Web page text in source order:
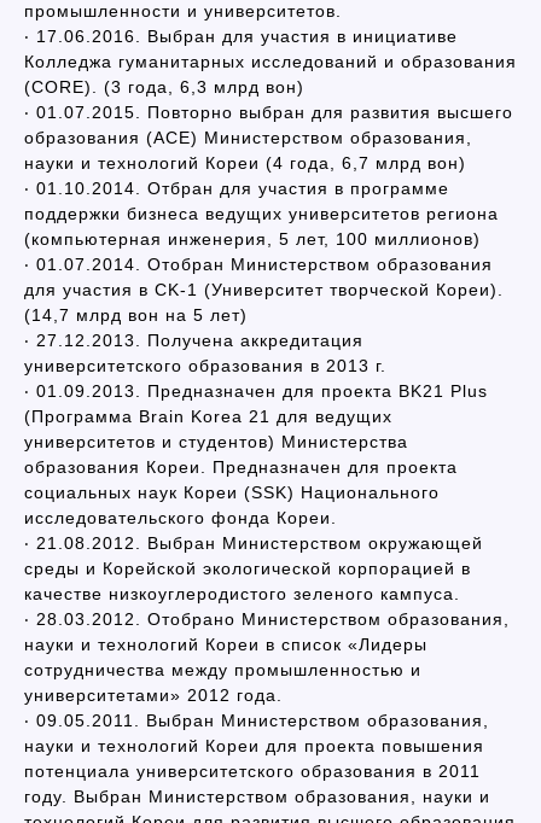
промышленности и университетов.
‧ 17.06.2016. Выбран для участия в инициативе
Колледжа гуманитарных исследований и образования
(CORE). (3 года, 6,3 млрд вон)
‧ 01.07.2015. Повторно выбран для развития высшего
образования (ACE) Министерством образования,
науки и технологий Кореи (4 года, 6,7 млрд вон)
‧ 01.10.2014. Отбран для участия в программе
поддержки бизнеса ведущих университетов региона
(компьютерная инженерия, 5 лет, 100 миллионов)
‧ 01.07.2014. Отобран Министерством образования
для участия в CK-1 (Университет творческой Кореи).
(14,7 млрд вон на 5 лет)
‧ 27.12.2013. Получена аккредитация
университетского образования в 2013 г.
‧ 01.09.2013. Предназначен для проекта BK21 Plus
(Программа Brain Korea 21 для ведущих
университетов и студентов) Министерства
образования Кореи. Предназначен для проекта
социальных наук Кореи (SSK) Национального
исследовательского фонда Кореи.
‧ 21.08.2012. Выбран Министерством окружающей
среды и Корейской экологической корпорацией в
качестве низкоуглеродистого зеленого кампуса.
‧ 28.03.2012. Отобрано Министерством образования,
науки и технологий Кореи в список «Лидеры
сотрудничества между промышленностью и
университетами» 2012 года.
‧ 09.05.2011. Выбран Министерством образования,
науки и технологий Кореи для проекта повышения
потенциала университетского образования в 2011
году. Выбран Министерством образования, науки и